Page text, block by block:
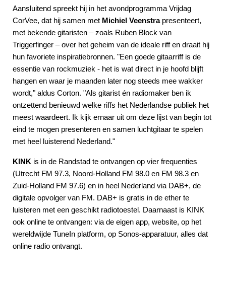
Aansluitend spreekt hij in het avondprogramma Vrijdag
CorVee, dat hij samen met Michiel Veenstrapresenteert,
met bekende gitaristen – zoals Ruben Block van
Triggerfinger – over het geheim van de ideale riff en draait hij
hun favoriete inspiratiebronnen. "Een goede gitaarriff is de
essentie van rockmuziek - het is wat direct in je hoofd blijft
hangen en waar je maanden later nog steeds mee wakker
wordt," aldus Corton. "Als gitarist én radiomaker ben ik
ontzettend benieuwd welke riffs het Nederlandse publiek het
meest waardeert. Ik kijk ernaar uit om deze lijst van begin tot
eind te mogen presenteren en samen luchtgitaar te spelen
met heel luisterend Nederland."
KINK is in de Randstad te ontvangen op vier frequenties
(Utrecht FM 97.3, Noord-Holland FM 98.0 en FM 98.3 en
Zuid-Holland FM 97.6) en in heel Nederland via DAB+, de
digitale opvolger van FM. DAB+ is gratis in de ether te
luisteren met een geschikt radiotoestel. Daarnaast is KINK
ook online te ontvangen: via de eigen app, website, op het
wereldwijde TuneIn platform, op Sonos-apparatuur, alles dat
online radio ontvangt.